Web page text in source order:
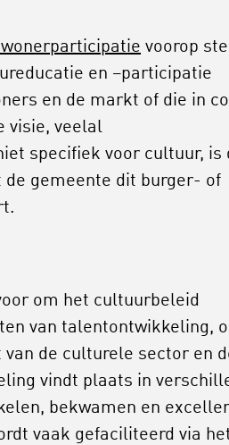
voorop
en –participatie
en de markt of die in
visie, veelal
specifiek voor cultuur, is
de gemeente dit burger- of
om het cultuurbeleid
van talentontwikkeling,
de culturele sector en
vindt plaats in
bekwamen en
vaak gefaciliteerd via